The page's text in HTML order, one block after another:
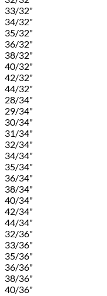
33/32"
34/32"
35/32"
36/32"
38/32"
40/32"
42/32"
44/32"
28/34"
29/34"
30/34"
31/34"
32/34"
34/34"
35/34"
36/34"
38/34"
40/34"
42/34"
44/34"
32/36"
33/36"
35/36"
36/36"
38/36"
40/36"